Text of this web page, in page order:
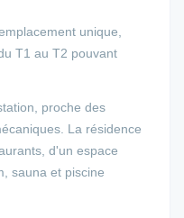
unique,
T1 au T2 pouvant
proche des
La résidence
d'un espace
sauna et piscine